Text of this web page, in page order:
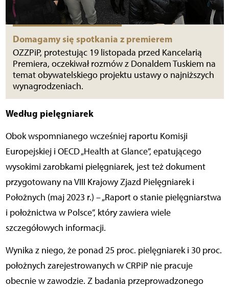
Domagamy się spotkania z premierem
OZZPiP, protestując 19 listopada przed Kancelarią
Premiera, oczekiwał rozmów z Donaldem Tuskiem na
temat obywatelskiego projektu ustawy o najniższych
wynagrodzeniach.
Według pielęgniarek
Obok wspomnianego wcześniej raportu Komisji
Europejskiej i OECD „Health at Glance”, epatującego
wysokimi zarobkami pielęgniarek, jest też dokument
przygotowany na VIII Krajowy Zjazd Pielęgniarek i
Położnych (maj 2023 r.) – „Raport o stanie pielęgniarstwa
i położnictwa w Polsce”, który zawiera wiele
szczegółowych informacji.
Wynika z niego, że ponad 25 proc. pielęgniarek i 30 proc.
położnych zarejestrowanych w CRPiP nie pracuje
obecnie w zawodzie. Z badania przeprowadzonego